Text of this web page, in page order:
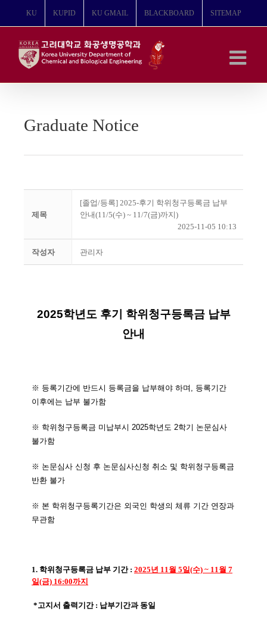
뛰
KU KUPID KU GMAIL BLACKBOARD SITEMAP
Graduate Notice
제목
[졸업/등록] 2025-후기 학위청구등록금 납부
안내(11/5(수) ~ 11/7(금)까지)
2025-11-05 10:13
작성자 관리자
2025학년도 후기 학위청구등록금 납부
안내
※ 등록기간에 반드시 등록금을 납부해야 하며, 등록기간
이후에는 납부 불가함
※ 학위청구등록금 미납부시 2025학년도 2학기 논문심사
불가함
※ 논문심사 신청 후 논문심사신청 취소 및 학위청구등록금
반환 불가
※ 본 학위청구등록기간은 외국인 학생의 체류 기간 연장과
무관함
1. 학위청구등록금 납부 기간 : 2025년 11월 5일(수) ~ 11월 7
일(금) 16:00까지
*고지서 출력기간 : 납부기간과 동일